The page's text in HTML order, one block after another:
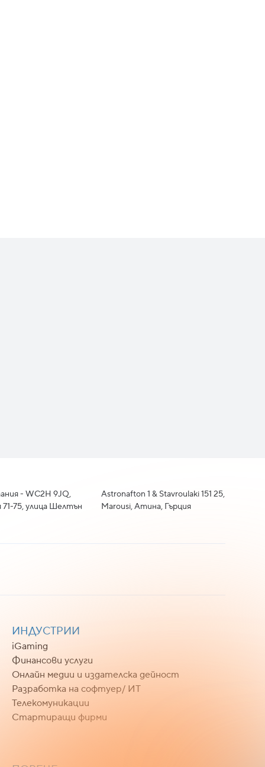
- WC2H 9JQ,
75, улица Шелтън
Astronafton 1 & Stavroulaki 151 25,
Marousi, Атина, Гърция
ИНДУСТРИИ
iGaming
Финансови услуги
Онлайн медии и издателска дейност
Разработка на софтуер/ ИТ
Телекомуникации
Стартиращи фирми